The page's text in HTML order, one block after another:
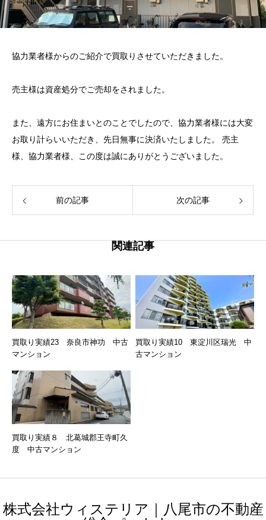
協力業者様からのご紹介で買取りさせていただきました。
売主様は資産処分でご売却をされました。
また、遠方にお住まいとのことでしたので、協力業者様には大変
お取り計らいいただき、先日無事に決済いたしました。 売主
様、協力業者様、この度は誠にありがとうございました。
前の記事 次の記事
関連記事
買取り実績23 奈良市神功 中古
マンション
買取り実績10 東淀川区瑞光 中
古マンション
買取り実績８ 北葛城郡王寺町久
度 中古マンション
株式会社ウィステリア｜八尾市の不動産